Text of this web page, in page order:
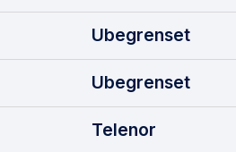
Ubegrenset
Ubegrenset
Telenor